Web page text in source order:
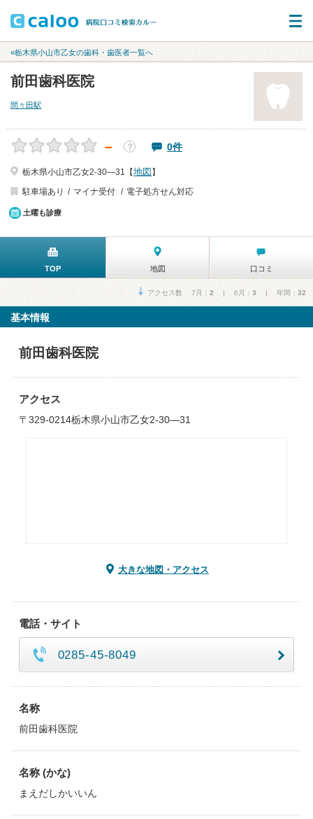
«栃木県小山市乙女の歯科・歯医者一覧へ
前田歯科医院
間々田駅
－ ？ 0件
栃木県小山市乙女2-30―31【地図 】
駐車場あり
マイナ受付 電子処方せん対応
土曜も診療
TOP 地図 口コミ
アクセス数 7月： 2 | 6月： 3 | 年間： 32
基本情報
前田歯科医院
アクセス
〒329-0214栃木県小山市乙女2-30―31
大きな地図・アクセス
電話・サイト
0285-45-8049
名称
前田歯科医院
名称 (かな)
まえだしかいいん